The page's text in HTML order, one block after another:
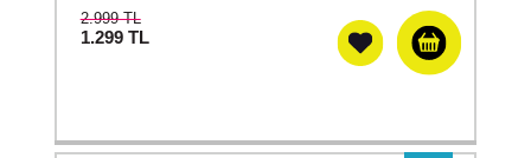
2.999 TL
1.299 TL